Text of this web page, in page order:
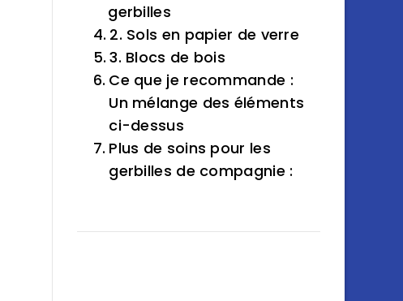
gerbilles
2. Sols en papier de verre
3. Blocs de bois
Ce que je recommande :
Un mélange des éléments
ci-dessus
Plus de soins pour les
gerbilles de compagnie :